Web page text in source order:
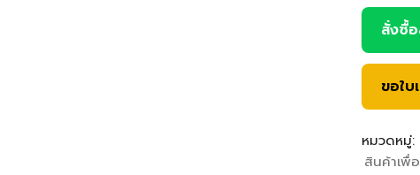
สั่งซื้
ขอใบ
หมวดหมู่:
สินค้าเพื่